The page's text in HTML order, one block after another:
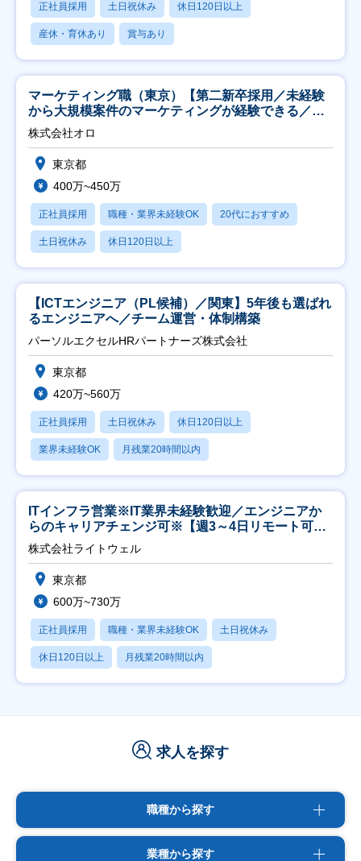
正社員採用 土日祝休み 休日120日以上
産休・育休あり 賞与あり
マーケティング職（東京）【第二新卒採用／未経験
から大規模案件のマーケティングが経験できる／研
修充実】
株式会社オロ
東京都
400万~450万
正社員採用 職種・業界未経験OK 20代におすすめ
土日祝休み 休日120日以上
【ICTエンジニア（PL候補）／関東】5年後も選ばれ
るエンジニアへ／チーム運営・体制構築
パーソルエクセルHRパートナーズ株式会社
東京都
420万~560万
正社員採用 土日祝休み 休日120日以上
業界未経験OK 月残業20時間以内
ITインフラ営業※IT業界未経験歓迎／エンジニアか
らのキャリアチェンジ可※【週3～4日リモート可
能】
株式会社ライトウェル
東京都
600万~730万
正社員採用 職種・業界未経験OK 土日祝休み
休日120日以上 月残業20時間以内
求人を探す
職種から探す
業種から探す